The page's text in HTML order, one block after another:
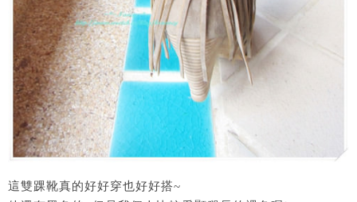
這雙踝靴真的好好穿也好好搭~